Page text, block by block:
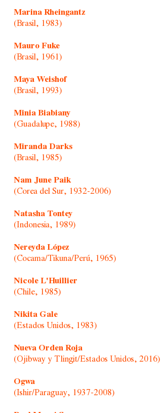
Marina Rheingantz
(Brasil, 1983)
Mauro Fuke
(Brasil, 1961)
Maya Weishof
(Brasil, 1993)
Minia Biabiany
(Guadalupe, 1988)
Miranda Darks
(Brasil, 1985)
Nam June Paik
(Corea del Sur, 1932-2006)
Natasha Tontey
(Indonesia, 1989)
Nereyda López
(Cocama/Tikuna/Perú, 1965)
Nicole L'Huillier
(Chile, 1985)
Nikita Gale
(Estados Unidos, 1983)
Nueva Orden Roja
(Ojibway y Tlingit/Estados Unidos, 2016)
Ogwa
(Ishir/Paraguay, 1937-2008)